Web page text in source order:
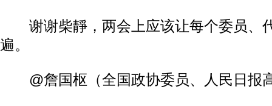
谢谢柴靜，两会上应该让每个委员、
遍。
@詹国枢（全国政协委员、人民日报